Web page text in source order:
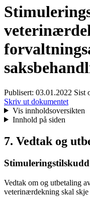
Publisert: 03.01.2022 Sist
Skriv ut dokumentet
Vis innholdsoversikten
Innhold på siden
7. Vedtak og
Vedtak om og utbetaling
veterinærdekning skal